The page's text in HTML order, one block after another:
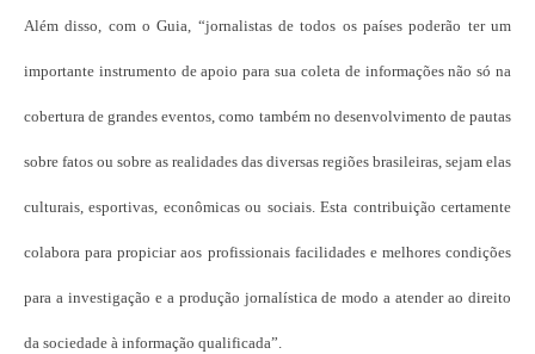
Além disso, com o Guia, “jornalistas de todos os países poderão ter um
importante instrumento de apoio para sua coleta de informações não só na
cobertura de grandes eventos, como também no desenvolvimento de pautas
sobre ­fatos ou sobre as realidades das diversas regiões brasileiras, sejam elas
culturais, esportivas, econômicas ou sociais. Esta contribuição certamente
colabora para propiciar aos profissionais facilidades e melhores condições
para a investigação e a produção jornalística de modo a atender ao direito
da sociedade à informação qualificada”.